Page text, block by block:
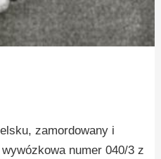
zamordowany i
numer 040/3 z